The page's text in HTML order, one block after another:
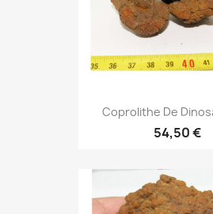
Coprolithe De
54,50 €